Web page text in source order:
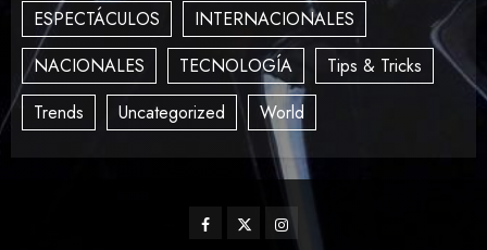
How Many of These Italian
Foods Have You Tried?
MAYO 14, 2024
Need to Know About the
ESPECTÁCULOS
INTERNACIONALES
NACIONALES
TECNOLOGÍA
Tips & Tricks
Trends
Uncategorized World
Facebook
TwitterInstagram